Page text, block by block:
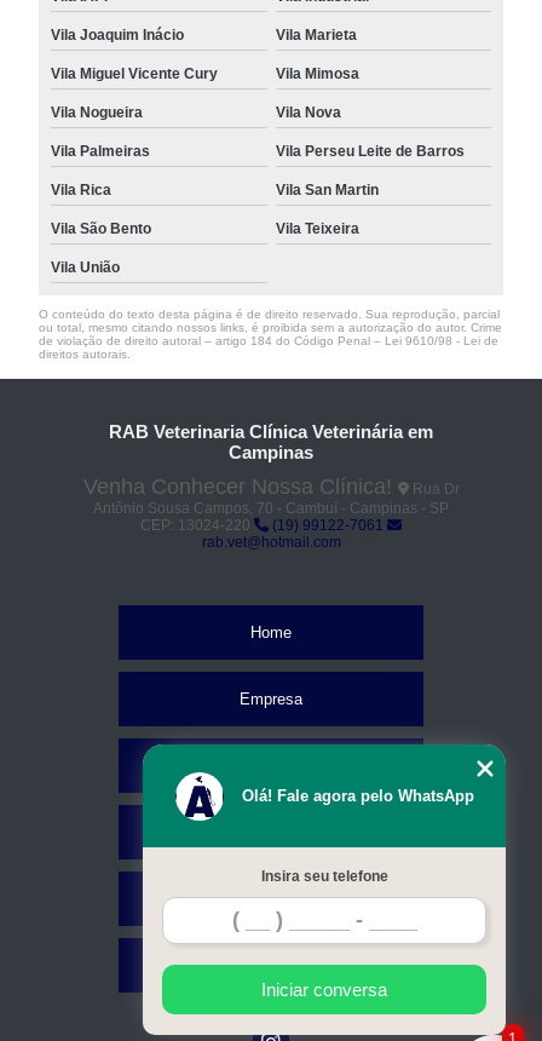
Vila Joaquim Inácio Vila Marieta
Vila Miguel Vicente Cury Vila Mimosa
Vila Nogueira Vila Nova
Vila Palmeiras Vila Perseu Leite de Barros
Vila Rica Vila San Martin
Vila São Bento Vila Teixeira
Vila União
O conteúdo do texto desta página é de direito reservado. Sua reprodução, parcial
ou total, mesmo citando nossos links, é proibida sem a autorização do autor. Crime
de violação de direito autoral – artigo 184 do Código Penal – Lei 9610/98 - Lei de
direitos autorais
RAB Veterinaria Clínica Veterinária em
Campinas
Venha Conhecer Nossa Clínica!
Rua Dr
Antônio Sousa Campos, 70 - Cambuí - Campinas - SP
CEP: 13024-220
(19) 99122-7061
rab.vet@hotmail.com
Home
Empresa
Contato
Mapa do site
Olá! Fale agora pelo WhatsApp
Insira seu telefone
Iniciar conversa